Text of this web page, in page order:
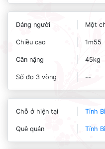
Dáng người Một
Chiều cao 1m55
Cân nặng 45kg
Số đo 3 vòng --
Chỗ ở hiện tại Tỉnh
Quê quán Tỉnh